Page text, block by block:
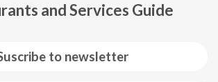
to newsletter
and Services Guide